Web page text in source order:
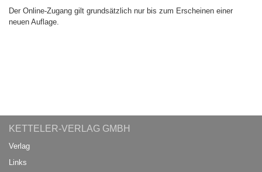
Der Online-Zugang gilt grundsätzlich nur bis zum Erscheinen einer
neuen Auflage.
KETTELER-VERLAG GMBH
Verlag
Links